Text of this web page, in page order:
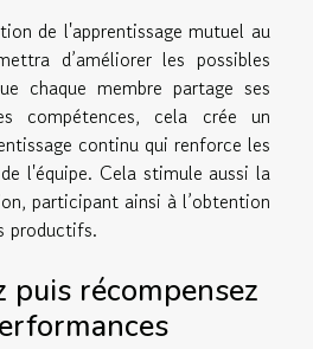
de l'apprentissage mutuel au
d’améliorer les possibles
chaque membre partage ses
compétences, cela crée un
continu qui renforce les
l'équipe. Cela stimule aussi la
participant ainsi à l’obtention
productifs.
puis récompensez